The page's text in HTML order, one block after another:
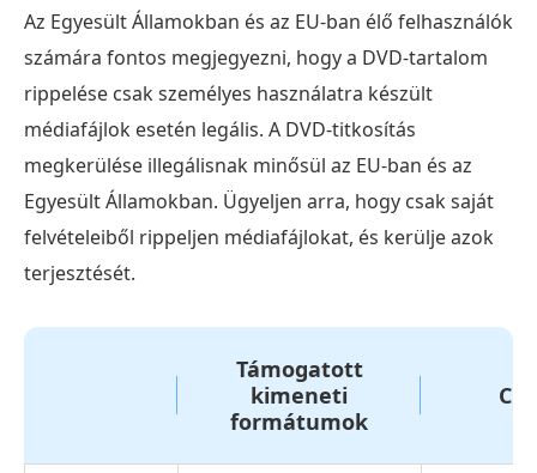
DVD-
t
re
konvertálni?
2.
rész.
módszer
re
Az Egyesült Államokban és az EU-ban élő felhasználók
számára fontos megjegyezni, hogy a DVD-tartalom
rippelése csak személyes használatra készült
médiafájlok esetén legális. A DVD-titkosítás
megkerülése illegálisnak minősül az EU-ban és az
Egyesült Államokban. Ügyeljen arra, hogy csak saját
felvételeiből rippeljen médiafájlokat, és kerülje azok
terjesztését.
Támogatott
kimeneti
formátumok